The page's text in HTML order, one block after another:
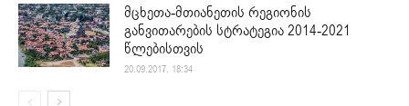
მცხეთა-მთიანეთის რეგიონის
განვითარების სტრატეგია 2014-2021
წლებისთვის
20.09.2017. 18:34